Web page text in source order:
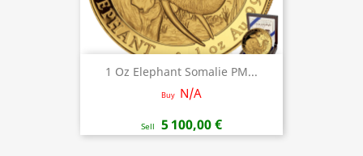
1 Oz Elephant Somalie PM...
Buy N/A
Sell 5 100,00 €